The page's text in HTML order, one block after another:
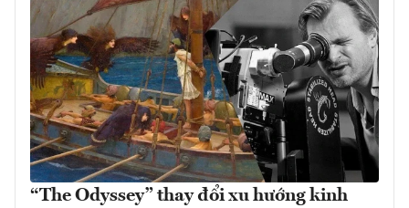
“The Odyssey” thay đổi xu hướng kinh